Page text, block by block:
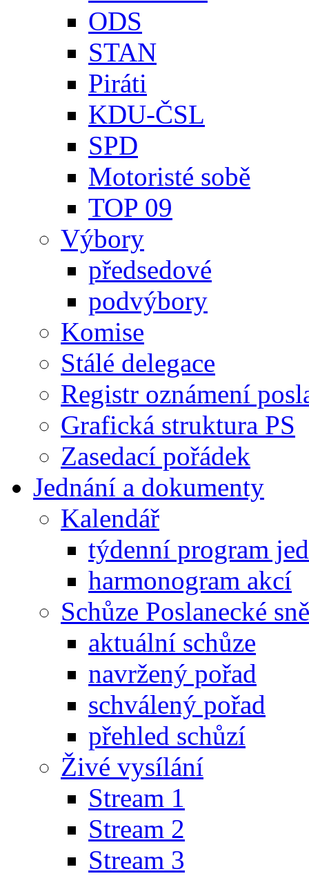
ODS
STAN
Piráti
KDU-ČSL
SPD
Motoristé sobě
TOP 09
Výbory
předsedové
podvýbory
Komise
Stálé delegace
Registr oznámení
Grafická struktura PS
Zasedací pořádek
Jednání a dokumenty
Kalendář
týdenní program
harmonogram akcí
Schůze Poslanecké
aktuální schůze
navržený pořad
schválený pořad
přehled schůzí
Živé vysílání
Stream 1
Stream 2
Stream 3